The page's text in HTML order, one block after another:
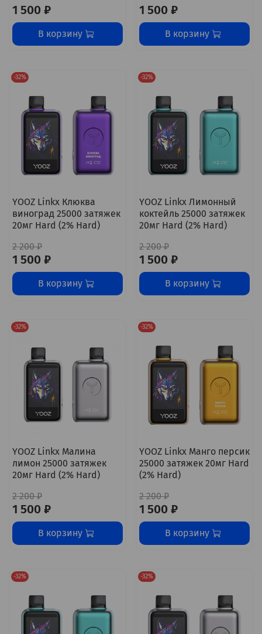
1 500 ₽
В корзину
1 500 ₽
В корзину
-32%
YOOZ Linkx Клюква
виноград 25000 затяжек
20мг Hard (2% Hard)
2 200 ₽
1 500 ₽
В корзину
-32%
YOOZ Linkx Лимонный
коктейль 25000 затяжек
20мг Hard (2% Hard)
2 200 ₽
1 500 ₽
В корзину
-32%
YOOZ Linkx Малина
лимон 25000 затяжек
20мг Hard (2% Hard)
2 200 ₽
1 500 ₽
В корзину
-32%
YOOZ Linkx Манго персик
25000 затяжек 20мг Hard
(2% Hard)
2 200 ₽
1 500 ₽
В корзину
-32% -32%